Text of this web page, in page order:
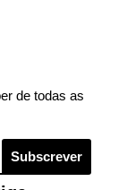
de todas as
Subscrever